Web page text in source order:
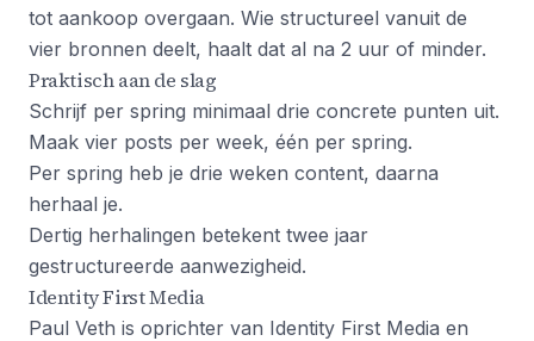
tot aankoop overgaan. Wie structureel vanuit de
vier bronnen deelt, haalt dat al na 2 uur of minder.
Praktisch aan de slag
Schrijf per spring minimaal drie concrete punten uit.
Maak vier posts per week, één per spring.
Per spring heb je drie weken content, daarna
herhaal je.
Dertig herhalingen betekent twee jaar
gestructureerde aanwezigheid.
Identity First Media
Paul Veth is oprichter van Identity First Media en